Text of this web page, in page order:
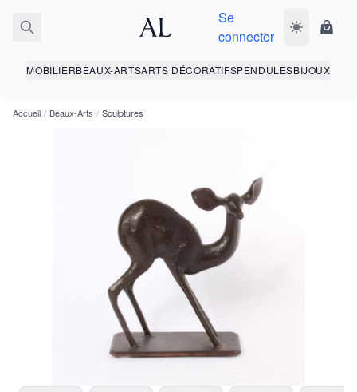
Se
connecter
Basculer le
MOBILIERBEAUX-ARTSARTS DÉCORATIFSPENDULESBIJOUX
Accueil / Beaux-Arts / Sculptures